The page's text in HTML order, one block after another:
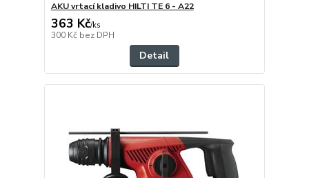
AKU vrtací kladivo HILTI TE 6 - A22
363 Kč/ks
300 Kč bez DPH
Detail